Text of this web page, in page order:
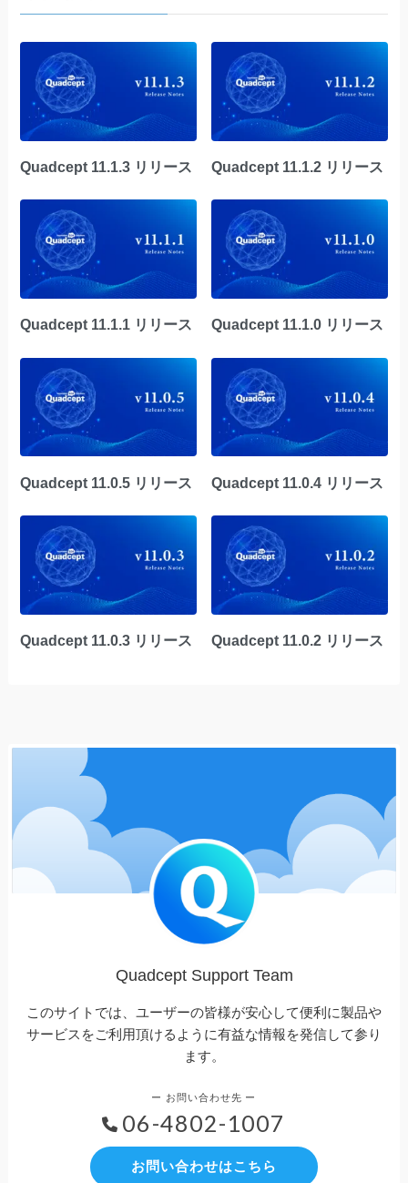
Quadcept 11.1.3 リリース Quadcept 11.1.2 リリース
Quadcept 11.1.1 リリース Quadcept 11.1.0 リリース
Quadcept 11.0.5 リリース Quadcept 11.0.4 リリース
Quadcept 11.0.3 リリース Quadcept 11.0.2 リリース
Quadcept Support Team
このサイトでは、ユーザーの皆様が安心して便利に製品や
サービスをご利用頂けるように有益な情報を発信して参り
ます。
06-4802-1007
お問い合わせはこちら